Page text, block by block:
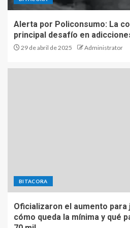
Alerta por Policonsumo: La
principal desafío en
29 de abril de 2025 Administrator
BITACORA
Oficializaron el aumento para
cómo queda la mínima y qué